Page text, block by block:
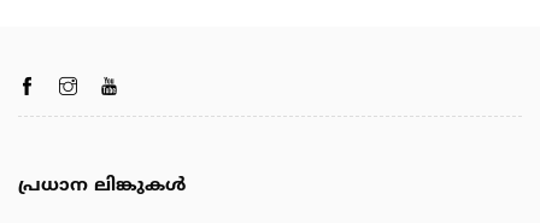
പ്രധാന ലിങ്കുകൾ